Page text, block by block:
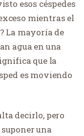
esos céspedes
mientras el
La mayoría de
agua en una
que la
es moviendo
decirlo, pero
una